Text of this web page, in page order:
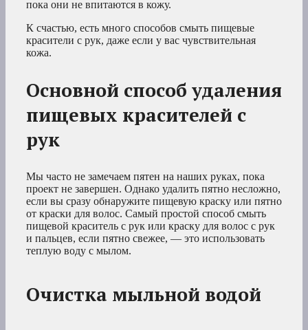
пока они не впитаются в кожу.
К счастью, есть много способов смыть пищевые
красители с рук, даже если у вас чувствительная
кожа.
Основной способ удаления
пищевых красителей с
рук
Мы часто не замечаем пятен на наших руках, пока
проект не завершен. Однако удалить пятно несложно,
если вы сразу обнаружите пищевую краску или пятно
от краски для волос. Самый простой способ смыть
пищевой краситель с рук или краску для волос с рук
и пальцев, если пятно свежее, — это использовать
теплую воду с мылом.
Очистка мыльной водой